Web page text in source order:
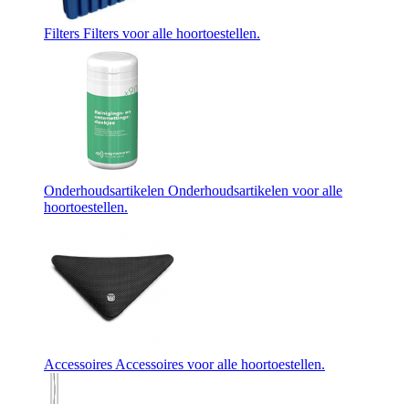
Filters Filters voor alle hoortoestellen.
Onderhoudsartikelen Onderhoudsartikelen voor alle
hoortoestellen.
Accessoires Accessoires voor alle hoortoestellen.